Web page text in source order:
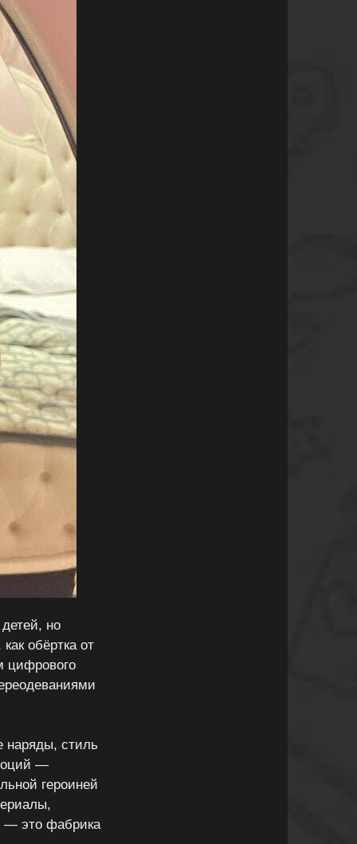
но
обёртка от
цифрового
наряды, стиль
—
героиней
— это фабрика